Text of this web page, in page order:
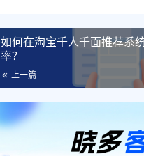
如何在淘宝千人千面推荐系
率？
上一篇